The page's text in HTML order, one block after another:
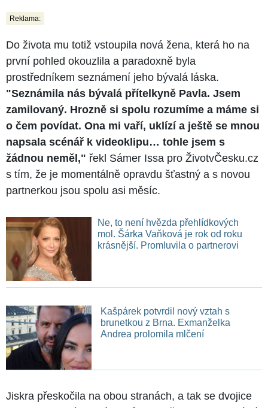
Reklama:
Do života mu totiž vstoupila nová žena, která ho na
první pohled okouzlila a paradoxně byla
prostředníkem seznámení jeho bývalá láska.
"Seznámila nás bývalá přítelkyně Pavla. Jsem
zamilovaný. Hrozně si spolu rozumíme a máme si
o čem povídat. Ona mi vaří, uklízí a ještě se mnou
napsala scénář k videoklipu… tohle jsem s
žádnou neměl," řekl Sámer Issa pro ŽivotvČesku.cz
s tím, že je momentálně opravdu šťastný a s novou
partnerkou jsou spolu asi měsíc.
Ne, to není hvězda přehlídkových
mol. Šárka Vaňková je rok od roku
krásnější. Promluvila o partnerovi
Kašpárek potvrdil nový vztah s
brunetkou z Brna. Exmanželka
Andrea prolomila mlčení
Jiskra přeskočila na obou stranách, a tak se dvojice